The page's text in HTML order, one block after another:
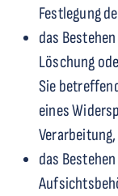
Festlegung
das
Löschung
Sie
eines
Verarbeitung,
das